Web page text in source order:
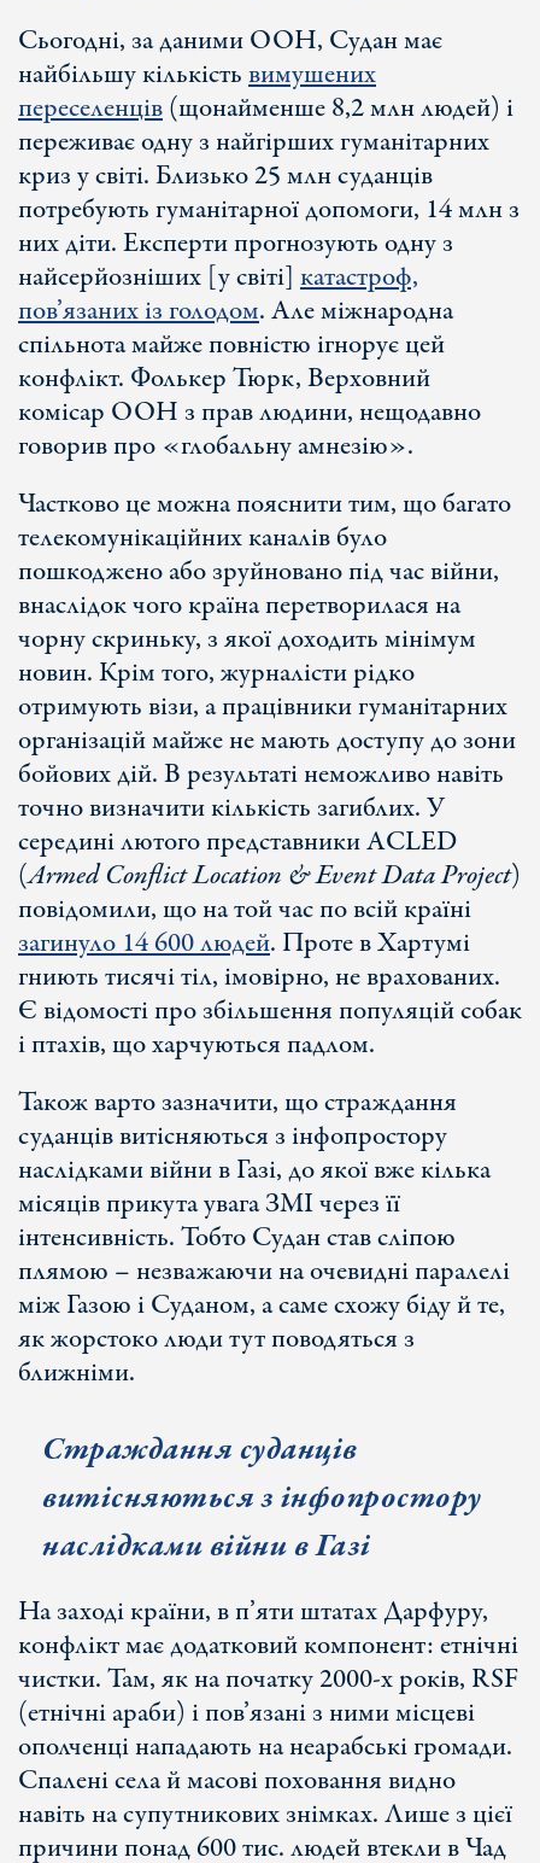
Сьогодні, за даними ООН, Судан має
найбільшу кількістьвимушених
переселенців(щонайменше 8,2 млн людей) і
переживає одну з найгірших гуманітарних
криз у світі. Близько 25 млн суданців
потребують гуманітарної допомоги, 14 млн з
них діти. Експерти прогнозують одну з
найсерйозніших [у світі] катастроф,
пов’язаних із голодом. Але міжнародна
спільнота майже повністю ігнорує цей
конфлікт. Фолькер Тюрк, Верховний
комісар ООН з прав людини, нещодавно
говорив про «глобальну амнезію».
Частково це можна пояснити тим, що багато
телекомунікаційних каналів було
пошкоджено або зруйновано під час війни,
внаслідок чого країна перетворилася на
чорну скриньку, з якої доходить мінімум
новин. Крім того, журналісти рідко
отримують візи, а працівники гуманітарних
організацій майже не мають доступу до зони
бойових дій. В результаті неможливо навіть
точно визначити кількість загиблих. У
середині лютого представники ACLED
(Armed Conflict Location & Event Data Project)
повідомили, що на той час по всій країні
загинуло 14 600 людей. Проте в Хартумі
гниють тисячі тіл, імовірно, не врахованих.
Є відомості про збільшення популяцій собак
і птахів, що харчуються падлом.
Також варто зазначити, що страждання
суданців витісняються з інфопростору
наслідками війни в Газі, до якої вже кілька
місяців прикута увага ЗМІ через її
інтенсивність. Тобто Судан став сліпою
плямою – незважаючи на очевидні паралелі
між Газою і Суданом, а саме схожу біду й те,
як жорстоко люди тут поводяться з
ближніми.
Страждання суданців
витісняються з інфопростору
наслідками війни в Газі
На заході країни, в п’яти штатах Дарфуру,
конфлікт має додатковий компонент: етнічні
чистки. Там, як на початку 2000-х років, RSF
(етнічні араби) і пов’язані з ними місцеві
ополченці нападають на неарабські громади.
Спалені села й масові поховання видно
навіть на супутникових знімках. Лише з цієї
причини понад 600 тис. людей втекли в Чад